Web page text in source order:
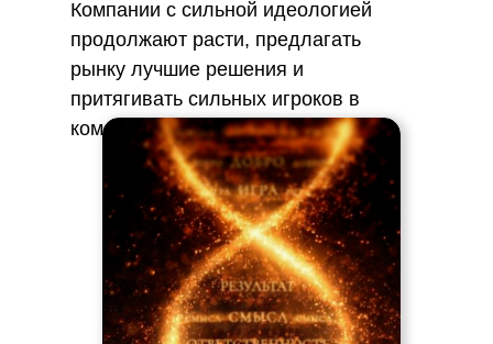
Компании с сильной идеологией
продолжают расти, предлагать
рынку лучшие решения и
притягивать сильных игроков в
команду.